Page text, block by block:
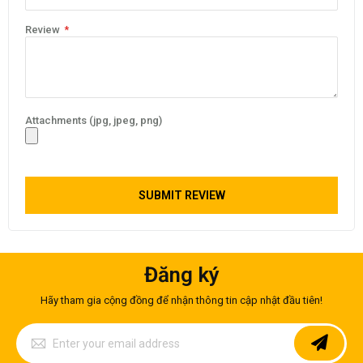
khả năng chịu áp lực cực cao, thường được sử dụng trong hệ
thống dẫn dầu, khí hóa chất và các thiết bị chịu áp lực lớn.
dân dụng và công nghiệp nhẹ nhàng với giá thành kinh tế hơn
Review
Attachments (jpg, jpeg, png)
SUBMIT REVIEW
Đăng ký
Hãy tham gia cộng đồng để nhận thông tin cập nhật đầu tiên!
Sign
Up
for